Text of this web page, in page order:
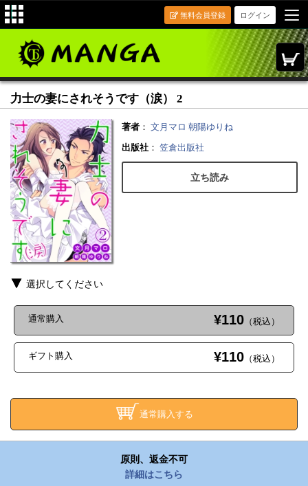
ログイン
無料会員登録
力士の妻にされそうです（涙） 2
著者 ： 文月マロ 朝陽ゆりね
出版社 ： 笠倉出版社
立ち読み
選択してください
通常購入 ¥110 （税込）
ギフト購入 ¥110 （税込）
通常購入する
原則、返金不可
詳細はこちら